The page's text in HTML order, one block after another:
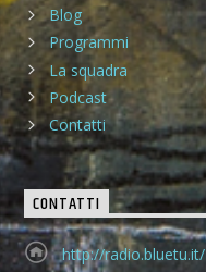
Blog
Programmi
La squadra
Podcast
Contatti
CONTATTI
http://radio.bluetu.it/